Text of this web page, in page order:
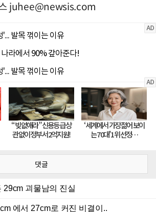
juhee@newsis.com
댓글